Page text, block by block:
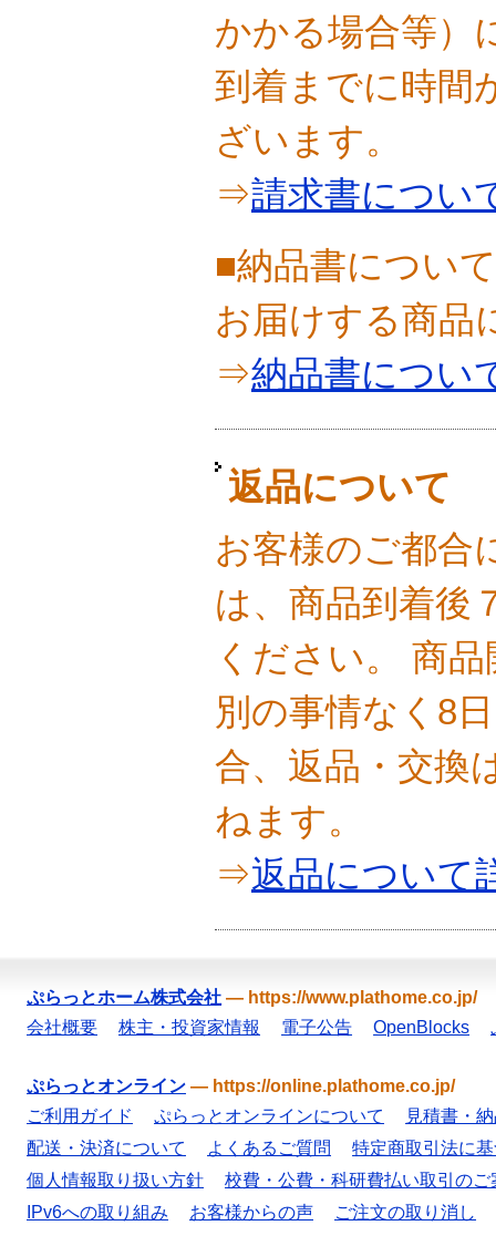
かかる場合等）
到着までに時間
ざいます。
⇒請求書につい
■納品書について
お届けする商品
⇒納品書につい
返品について
お客様のご都合
は、商品到着後
ください。 商
別の事情なく8
合、返品・交換
ねます。
⇒返品について
ぷらっとホーム株式会社 — https://www.plathome.co.jp/
会社概要
株主・投資家情報 電子公告 OpenBlocks
ぷらっとオンライン — https://online.plathome.co.jp/
ご利用ガイド
ぷらっとオンラインについて
見積書・
配送・決済について
よくあるご質問
特定商取引法に
個人情報取り扱い方針
校費・公費・科研費払い取引のご
IPv6への取り組み
お客様からの声 ご注文の取り消し